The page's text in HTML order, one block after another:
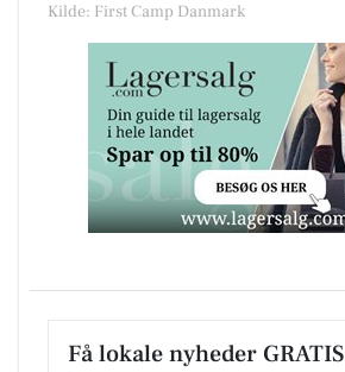
Kilde: First Camp Danmark
Få lokale nyheder GRATIS